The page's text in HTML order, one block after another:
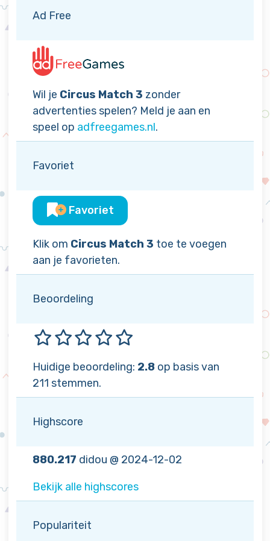
Ad Free
Wil je Circus Match 3 zonder
advertenties spelen? Meld je aan en
speel op adfreegames.nl.
Favoriet
Favoriet
Klik om Circus Match 3 toe te voegen
aan je favorieten.
Beoordeling
Huidige beoordeling: 2.8 op basis van
211 stemmen.
Highscore
880.217 didou @ 2024-12-02
Bekijk alle highscores
Populariteit